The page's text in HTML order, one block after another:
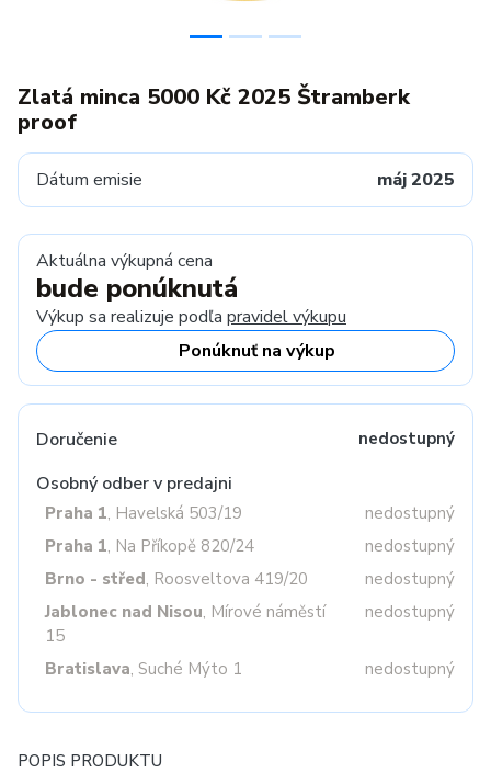
Zlatá minca 5000 Kč 2025 Štramberk
proof
Dátum emisie máj 2025
Aktuálna výkupná cena
bude ponúknutá
Výkup sa realizuje podľa pravidel výkupu
Ponúknuť na výkup
Doručenie nedostupný
Osobný odber v predajni
Praha 1, Havelská 503/19
nedostupný
Praha 1, Na Příkopě 820/24
nedostupný
Brno - střed, Roosveltova 419/20
nedostupný
Jablonec nad Nisou, Mírové náměstí
15
nedostupný
Bratislava, Suché Mýto 1 nedostupný
POPIS PRODUKTU